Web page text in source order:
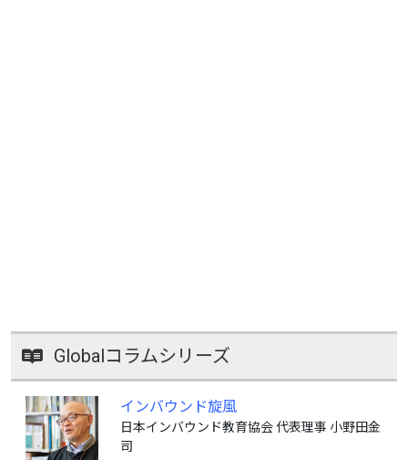
Globalコラムシリーズ
インバウンド旋風
日本インバウンド教育協会 代表理事 小野田金
司